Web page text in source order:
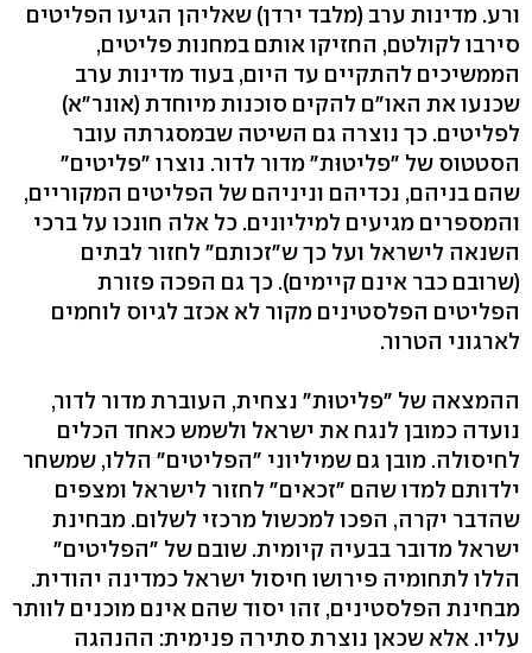
ורע. מדינות ערב (מלבד ירדן) שאליהן הגיעו הפליטים
סירבו לקולטם, החזיקו אותם במחנות פליטים,
הממשיכים להתקיים עד היום, בעוד מדינות ערב
שכנעו את האו"ם להקים סוכנות מיוחדת (אונר"א)
לפליטים. כך נוצרה גם השיטה שבמסגרתה עובר
הסטטוס של "פליטוּת" מדור לדור. נוצרו "פליטים"
שהם בניהם, נכדיהם וניניהם של הפליטים המקוריים,
והמספרים מגיעים למיליונים. כל אלה חונכו על ברכי
השנאה לישראל ועל כך ש"זכותם" לחזור לבתים
(שרובם כבר אינם קיימים). כך גם הפכה פזורת
הפליטים הפלסטינים מקור לא אכזב לגיוס לוחמים
לארגוני הטרור.
ההמצאה של "פליטוּת" נצחית, העוברת מדור לדור,
נועדה כמובן לנגח את ישראל ולשמש כאחד הכלים
לחיסולה. מובן גם שמיליוני "הפליטים" הללו, שמשחר
ילדותם למדו שהם "זכאים" לחזור לישראל ומצפים
שהדבר יקרה, הפכו למכשול מרכזי לשלום. מבחינת
ישראל מדובר בבעיה קיומית. שובם של "הפליטים"
הללו לתחומיה פירושו חיסול ישראל כמדינה יהודית.
מבחינת הפלסטינים, זהו יסוד שהם אינם מוכנים לוותר
עליו. אלא שכאן נוצרת סתירה פנימית: ההנהגה